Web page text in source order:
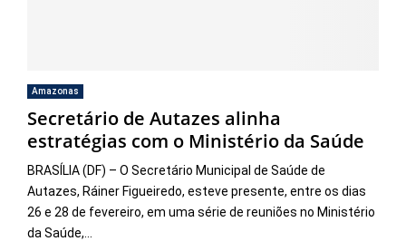
Amazonas
Secretário de Autazes alinha
estratégias com o Ministério da Saúde
BRASÍLIA (DF) – O Secretário Municipal de Saúde de
Autazes, Ráiner Figueiredo, esteve presente, entre os dias
26 e 28 de fevereiro, em uma série de reuniões no Ministério
da Saúde,...